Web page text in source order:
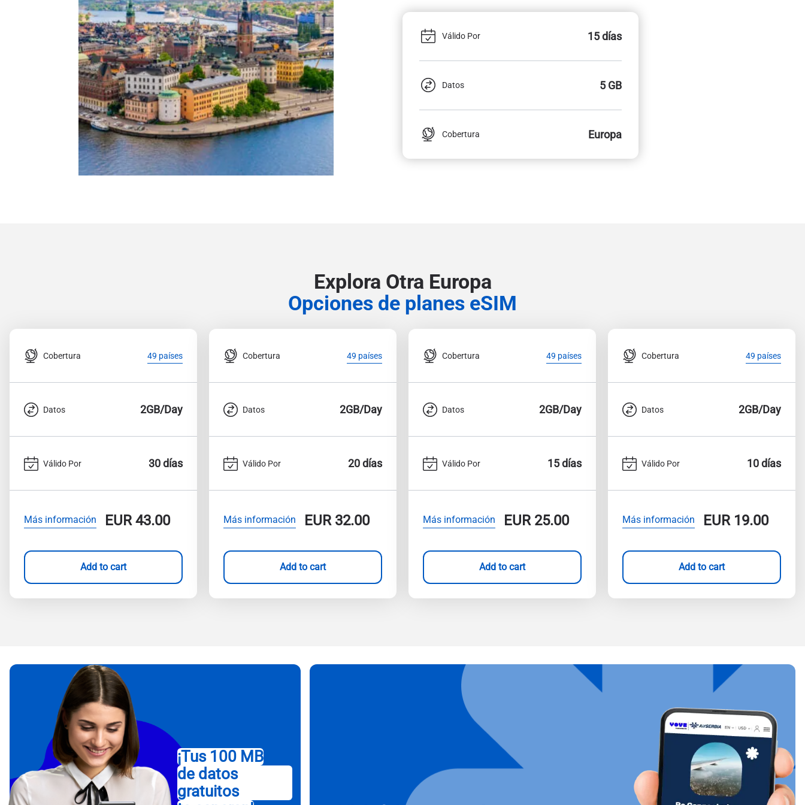
Válido Por 15 días
Datos 5 GB
Cobertura Europa
Explora Otra Europa
Opciones de planes eSIM
Cobertura 49 países
Datos 2GB/Day
Válido Por 30 días
Más información EUR43.00
Add to cart
Cobertura 49 países
Datos 2GB/Day
Válido Por 20 días
Más información EUR32.00
Add to cart
Cobertura 49 países
Datos 2GB/Day
Válido Por 15 días
Más información EUR25.00
Add to cart
Cobertura 49 países
Datos 2GB/Day
Válido Por 10 días
Más información EUR19.00
Add to cart
¡Tus 100 MB
de datos
gratuitos